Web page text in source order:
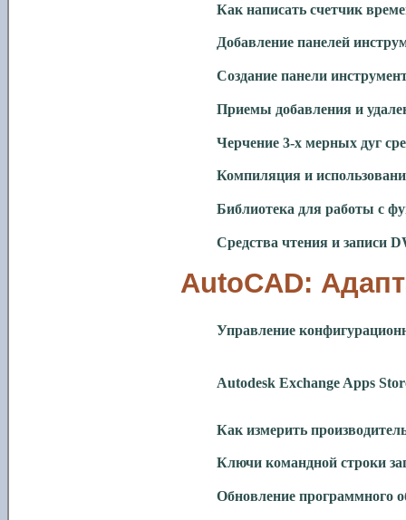
Как написать счетчик
Добавление панелей
Создание панели
Приемы добавления и
Черчение 3-х мерных дуг
Компиляция и
Библиотека для работы с
Средства чтения и записи
AutoCAD:
Управление
Autodesk Exchange Apps
Как измерить
Ключи командной строки
Обновление программного